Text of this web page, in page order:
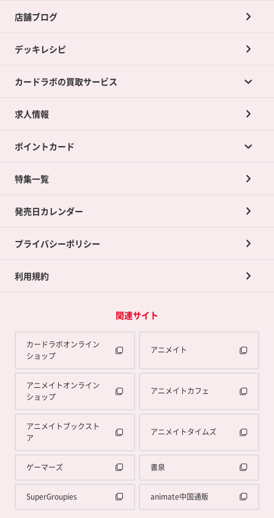
店舗ブログ
デッキレシピ
カードラボの買取サービス
カードラボの買取サービスTOP
店舗買取について
ネット買取について
買取承諾書について
求人情報
ポイントカード
ポイントカードTOP
ポイント交換景品
特集一覧
発売日カレンダー
プライバシーポリシー
利用規約
関連サイト
カードラボオンライン
ショップ
アニメイト
アニメイトオンライン
ショップ
アニメイトカフェ
アニメイトブックスト
ア
アニメイトタイムズ
ゲーマーズ 書泉
SuperGroupies animate中国通販